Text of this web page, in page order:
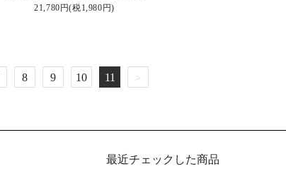
21,780円(税1,980円)
8 9 10 11 ＞
最近チェックした商品